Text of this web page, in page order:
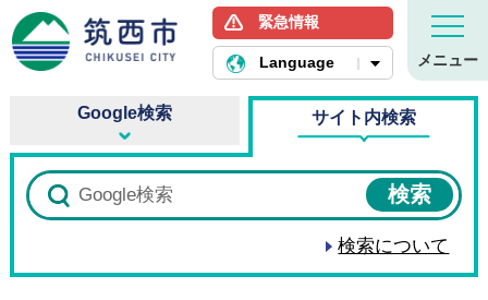
筑西市ホームページ
緊急情報
Language メニュー
Google検索 サイト内検索
検索について